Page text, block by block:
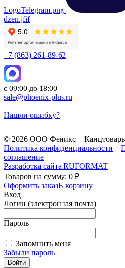
LogoTelegram.png
dzen.jfif
+7 (863) 261-89-62
с 09:00 до 18:00
sale@phoenix-plus.ru
Нашли ошибку?
© 2026 ООО Феникс+
Политика конфиденциальности
соглашение
Разработка сайта RUFORMAT
Товаров на сумму: 0 ₽
Оформить заказВ корзину
Вход
Логин (электронная почта)
Пароль
Запомнить меня
Забыли пароль
Войти